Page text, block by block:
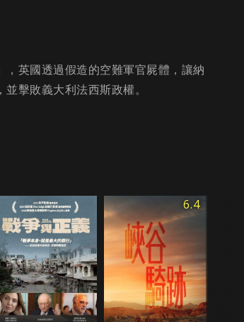
英國透過假造的空難軍官屍體，讓納
擊敗義大利法西斯政權。
6.4